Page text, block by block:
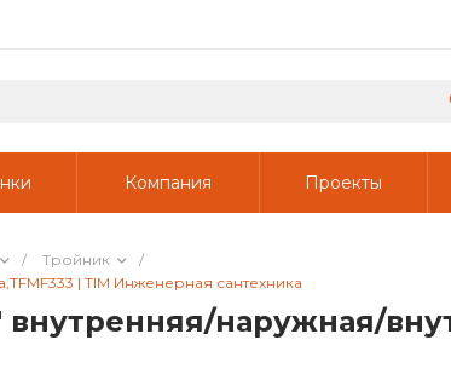
Компания Проекты
/ Тройник
/
| TIM Инженерная сантехника
наружная/